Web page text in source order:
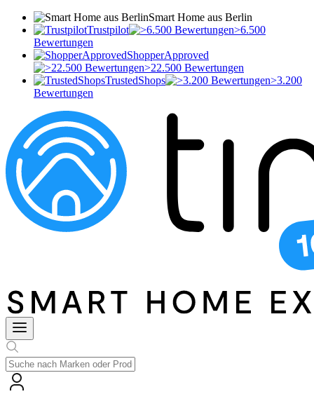
Smart Home aus Berlin
Trustpilot
>6.500
Bewertungen
ShopperApproved
>22.500 Bewertungen
TrustedShops
>3.200
Bewertungen